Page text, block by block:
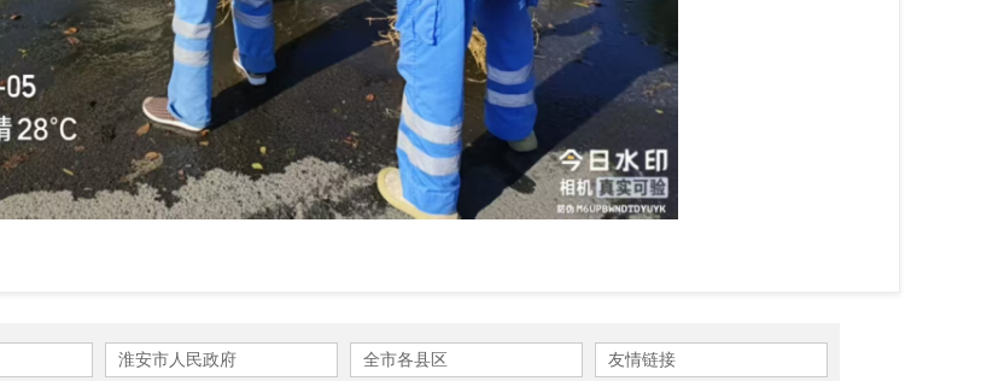
淮安市人民政府 全市各县区 友情链接